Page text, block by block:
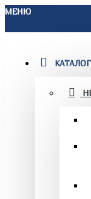
МЕНЮ
КАТАЛОГ